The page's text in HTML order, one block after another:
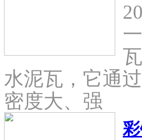
水泥瓦，它通
密度大、强